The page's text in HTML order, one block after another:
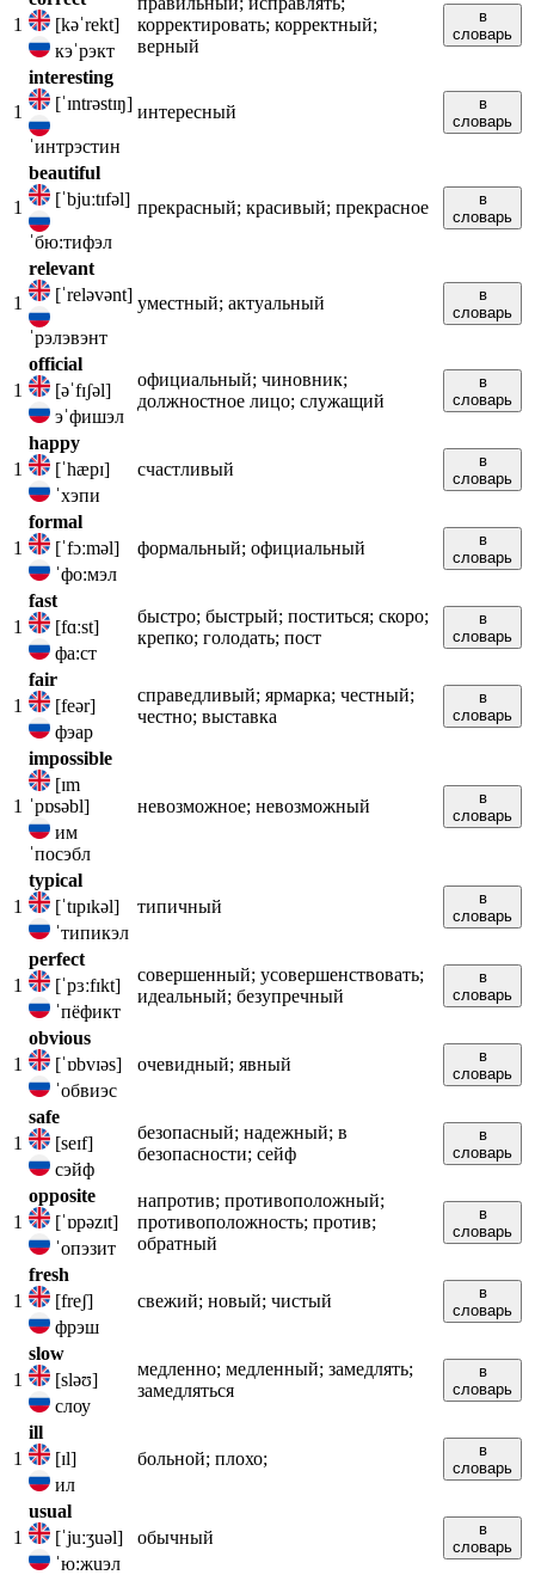
1
[kəˈrekt]
кэˈрэкт
корректировать; корректный;
верный
в
словарь
1
interesting
[ˈɪntrəstɪŋ]
ˈинтрэстин
интересный
в
словарь
1
beautiful
[ˈbjuːtɪfəl]
ˈбю:тифэл
прекрасный; красивый; прекрасное
в
словарь
1
relevant
[ˈreləvənt]
ˈрэлэвэнт
уместный; актуальный
в
словарь
1
official
[əˈfɪʃəl]
эˈфишэл
официальный; чиновник;
должностное лицо; служащий
в
словарь
1
happy
[ˈhæpɪ]
ˈхэпи
счастливый
в
словарь
1
formal
[ˈfɔːməl]
ˈфо:мэл
формальный; официальный
в
словарь
1
fast
[fɑːst]
фа:ст
быстро; быстрый; поститься; скоро;
крепко; голодать; пост
в
словарь
1
fair
[feər]
фэар
справедливый; ярмарка; честный;
честно; выставка
в
словарь
1
impossible
[ɪm
ˈpɒsəbl]
им
ˈпосэбл
невозможное; невозможный
в
словарь
1
typical
[ˈtɪpɪkəl]
ˈтипикэл
типичный
в
словарь
1
perfect
[ˈpɜːfɪkt]
ˈпёфикт
совершенный; усовершенствовать;
идеальный; безупречный
в
словарь
1
obvious
[ˈɒbvɪəs]
ˈобвиэс
очевидный; явный
в
словарь
1
safe
[seɪf]
сэйф
безопасный; надежный; в
безопасности; сейф
в
словарь
1
opposite
[ˈɒpəzɪt]
ˈопэзит
напротив; противоположный;
противоположность; против;
обратный
в
словарь
1
fresh
[freʃ]
фрэш
свежий; новый; чистый
в
словарь
1
slow
[sləʊ]
слоу
медленно; медленный; замедлять;
замедляться
в
словарь
1
ill
[ɪl]
ил
больной; плохо;
в
словарь
1
usual
[ˈjuːʒuəl]
ˈю:жuэл
обычный
в
словарь